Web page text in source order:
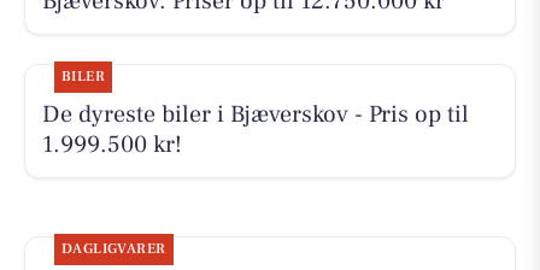
BILER
De dyreste biler i Bjæverskov - Pris op til
1.999.500 kr!
DAGLIGVARER